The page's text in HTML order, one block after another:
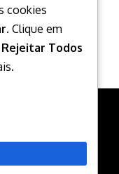
cookies
. Clique em
Rejeitar Todos